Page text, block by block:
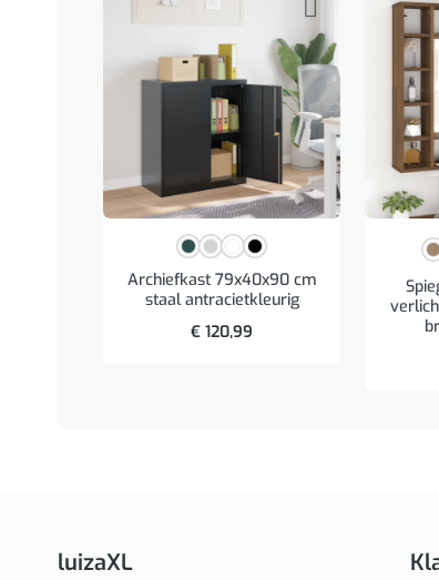
Archiefkast 79x40x90 cm
staal antracietkleurig
€ 120,99
luizaXL